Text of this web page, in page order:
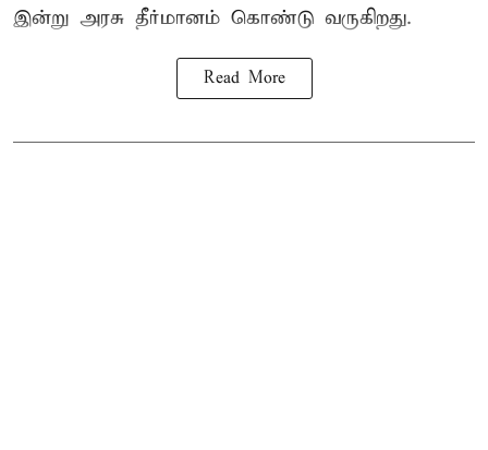
இன்று அரசு தீர்மானம் கொண்டு வருகிறது.
Read More